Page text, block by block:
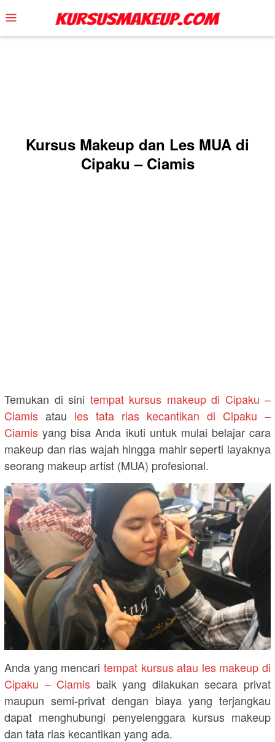
to
content
Mobile
Menu
Kursus Makeup dan Les MUA di
Cipaku – Ciamis
Temukan di sini tempat kursus makeup di Cipaku –
Ciamis atau les tata rias kecantikan di Cipaku –
Ciamis yang bisa Anda ikuti untuk mulai belajar cara
makeup dan rias wajah hingga mahir seperti layaknya
seorang makeup artist (MUA) profesional.
Anda yang mencari tempat kursus atau les makeup di
Cipaku – Ciamis baik yang dilakukan secara privat
maupun semi-privat dengan biaya yang terjangkau
dapat menghubungi penyelenggara kursus makeup
dan tata rias kecantikan yang ada.